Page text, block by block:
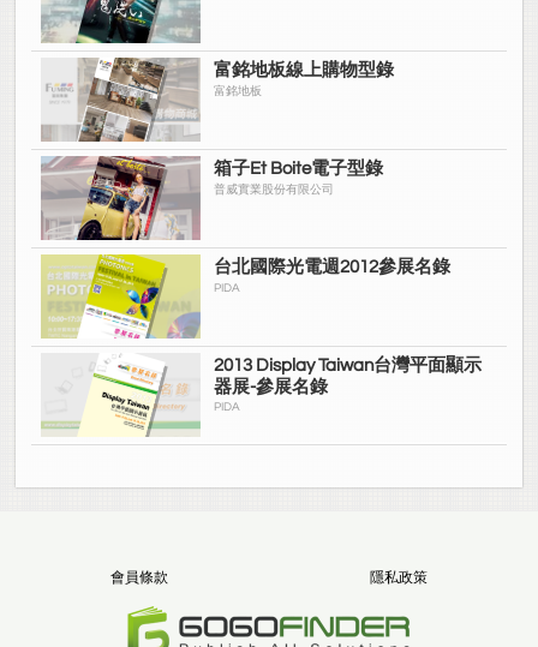
富銘地板線上購物型錄
富銘地板
箱子Et Boite電子型錄
普威實業股份有限公司
台北國際光電週2012參展名錄
PIDA
2013 Display Taiwan台灣平面顯示
器展-參展名錄
PIDA
會員條款 隱私政策